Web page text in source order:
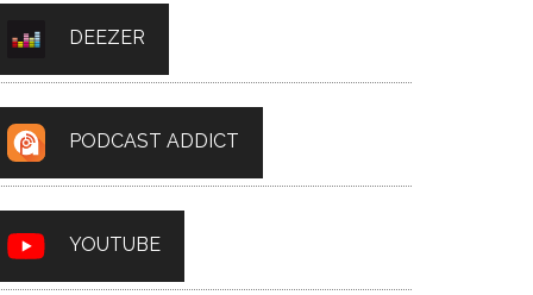
DEEZER
PODCAST ADDICT
YOUTUBE